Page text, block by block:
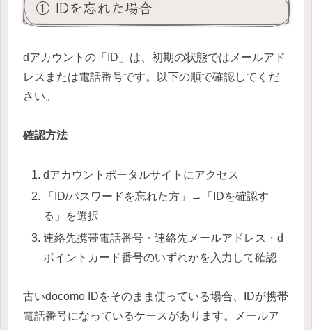
① IDを忘れた場合
dアカウントの「ID」は、初期の状態ではメールアド
レスまたは電話番号です。以下の順で確認してくだ
さい。
確認方法
dアカウントポータルサイトにアクセス
「ID/パスワードを忘れた方」→「IDを確認す
る」を選択
連絡先携帯電話番号・連絡先メールアドレス・d
ポイントカード番号のいずれかを入力して確認
古いdocomo IDをそのまま使っている場合、IDが携帯
電話番号になっているケースがあります。メールア